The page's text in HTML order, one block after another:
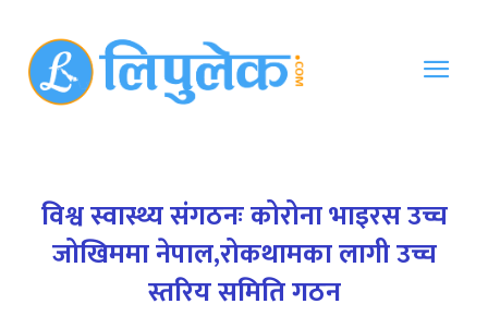
विश्व स्वास्थ्य संगठनः कोरोना भाइरस उच्च
जोखिममा नेपाल,रोकथामका लागी उच्च
स्तरिय समिति गठन